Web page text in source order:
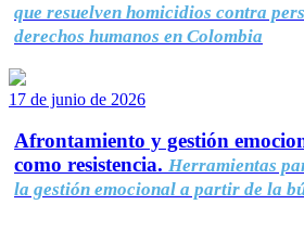
que resuelven homicidios contra
derechos humanos en Colombia
17 de junio de 2026
Afrontamiento y gestión
como resistencia. Herramientas
la gestión emocional a partir de la